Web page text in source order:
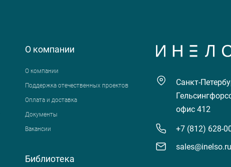
О компании
О компании
Поддержка отечественных проектов
Оплата и доставка
Документы
Вакансии
Библиотека
Санкт-
офис 412
+7 (812) 628-
sales@inelso.ru